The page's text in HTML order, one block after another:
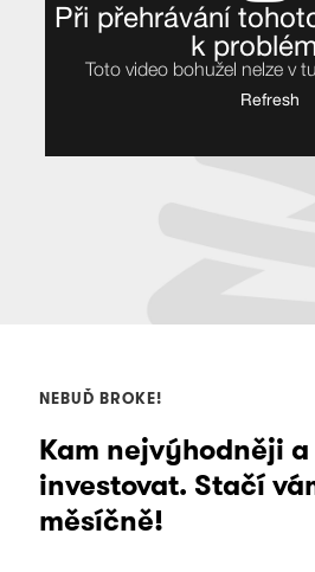
NEBUĎ BROKE!
Kam nejvýhodněji
investovat. Stačí
měsíčně!